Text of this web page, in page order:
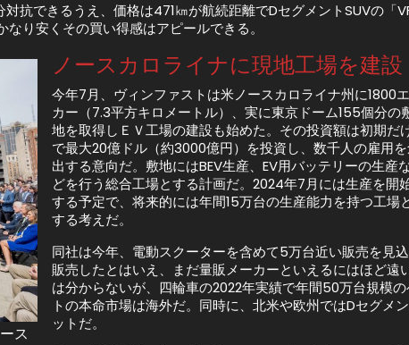
抗できるうえ、価格は471㎞が航続距離でDセグメントSUVの「
り安くその買い得感はアピールできる。
ス
ノースカロライナに現地工場を建設
今年7月、ヴィンファストは米ノースカロライナ州に1800
カー（7.3平方キロメートル）、実に東京ドーム155個分の
地を取得しＥＶ工場の建設も始めた。その投資額は初期だ
で最大20億ドル（約3000億円）を投資し、数千人の雇用
出する意向だ。敷地にはBEV生産、EV用バッテリーの生産
どを行う総合工場とする計画だ。2024年7月には生産を開
する予定で、将来的には年間15万台の生産能力を持つ工場
する考えだ。
同社は今年、電動スクーターを含めて5万台近い販売を見
販売したとはいえ、まだ量販メーカーといえるにはほど
は分からないが、四輪車の2022年実績で年間50万台規模
トの本命市場は海外だ。同時に、北米や欧州ではDセグ
ットだ。